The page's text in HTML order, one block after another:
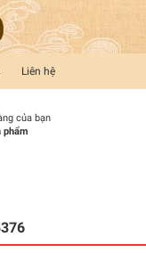
Liên hệ
của bạn
phẩm